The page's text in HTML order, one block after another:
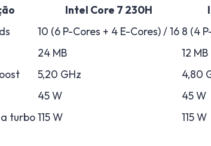
Intel Core 7 230H
10 (6 P-Cores + 4 E-Cores) / 16 8 (4
24 MB
12 MB
5,20 GHz
4,80
45 W
45 W
turbo115 W 115 W